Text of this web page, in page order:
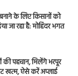
के लिए किसानों को
जा रहा है: मोहिंदर भगत
की पहचान, मिलेंगे भरपूर
खत्म, ऐसे करें अप्लाई